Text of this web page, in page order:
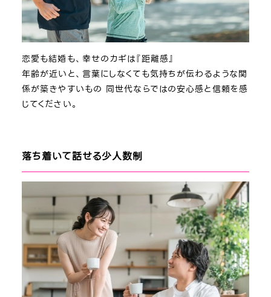
恋愛も結婚も、幸せのカギは『距離感』
年齢が近いと、言葉にしなくても気持ちが伝わるような関
係が築きやすいもの 同世代ならではの安心感と信頼を感
じてください。
落ち着いて話せる少人数制